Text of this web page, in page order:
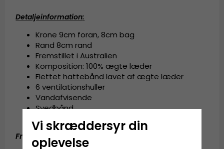
Detaljeinformation:
Krone 9cm foran, 8cm bag
Rand 8cm rand
Fremstillet i Australien
Komposition: 100% ægte læder
Flettet hattebånd lavet af ægte læder
6 ventilationshuller
Vandafvisende
Svedbånd
UV-beskyttelse 50+
Fremstillet af:
100% ægte læder.
Vi skræddersyr din
oplevelse